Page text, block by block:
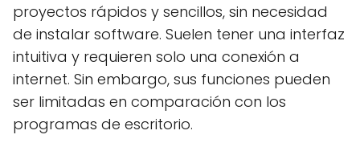
proyectos rápidos y sencillos, sin necesidad
de instalar software. Suelen tener una interfaz
intuitiva y requieren solo una conexión a
internet. Sin embargo, sus funciones pueden
ser limitadas en comparación con los
programas de escritorio.